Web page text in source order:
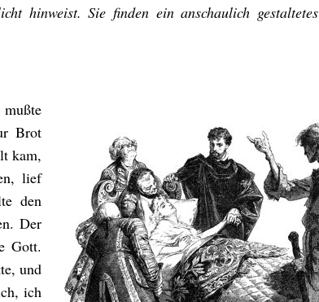
hinweist. Sie finden ein anschaulich gestaltetes
Brot
kam,
lief
den
Der
Gott.
und
ich